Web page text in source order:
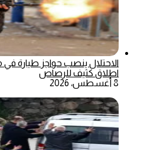
الاحتلال ينصب حواجز
اطلاق كثيف للرصاص
8 أغسطس، 2026